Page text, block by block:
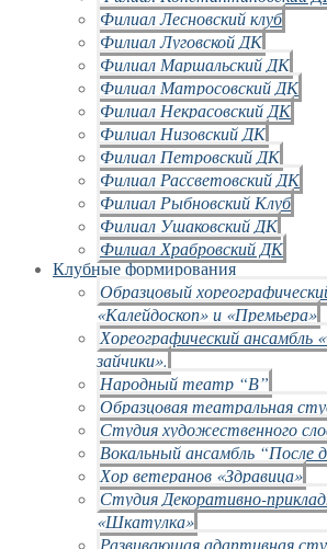
Филиал Лесновский клуб
Филиал Луговской ДК
Филиал Маршальский ДК
Филиал Матросовский ДК
Филиал Некрасовский ДК
Филиал Низовский ДК
Филиал Петровский ДК
Филиал Рассветовский ДК
Филиал Рыбновский Клуб
Филиал Ушаковский ДК
Филиал Храбровский ДК
Клубные формирования
Образцовый
«Калейдоскоп» и «Премьера»
Хореографический ансамбль
зайчики».
Народный театр “В”
Образцовая театральная
Студия художественного
Вокальный ансамбль “После
Хор ветеранов «Здравица»
Студия Декоративно-
«Шкатулка»